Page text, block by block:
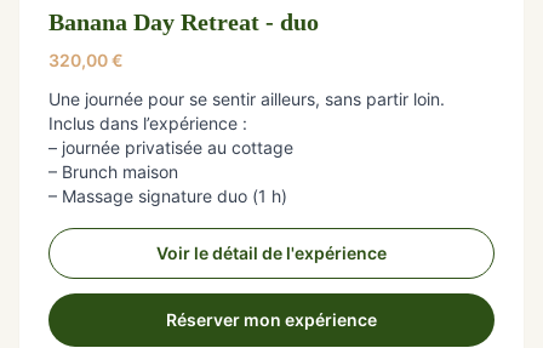
Banana Day Retreat - duo
320,00€
Une journée pour se sentir ailleurs, sans partir loin.
Inclus dans l’expérience :
– journée privatisée au cottage
– Brunch maison
– Massage signature duo (1 h)
Voir le détail de l'expérience
Réserver mon expérience